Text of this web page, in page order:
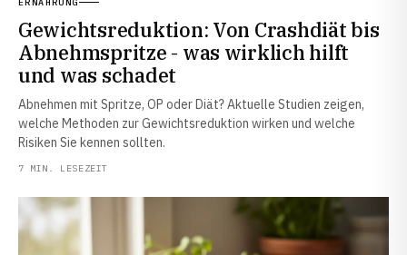
Gewichtsreduktion: Von Crashdiät bis
Abnehmspritze - was wirklich hilft
und was schadet
Abnehmen mit Spritze, OP oder Diät? Aktuelle Studien zeigen,
welche Methoden zur Gewichtsreduktion wirken und welche
Risiken Sie kennen sollten.
7 MIN. LESEZEIT